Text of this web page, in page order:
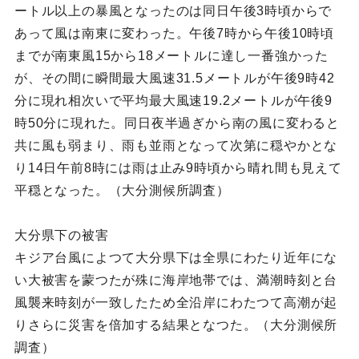
ートル以上の暴風となったのは同日午後3時頃からで
あって風は南東に変わった。午後7時から午後10時頃
までが南東風15から18メートルに達し一番強かった
が、その間に瞬間最大風速31.5メートルが午後9時42
分に現れ相次いで平均最大風速19.2メートルが午後9
時50分に現れた。同日夜半過ぎから南の風に変わると
共に風も弱まり、雨も並雨となって次第に穏やかとな
り14日午前8時には雨は止み9時頃から晴れ間も見えて
平穏となった。（大分測候所調査）
大分県下の被害
キジア台風によつて大分県下は全県にわたり近年にな
い大被害を蒙つたが殊に海岸地帯では、満潮時刻と台
風襲来時刻が一致したため全沿岸にわたつて高潮が起
りさらに災害を倍加する結果となつた。（大分測候所
調査）